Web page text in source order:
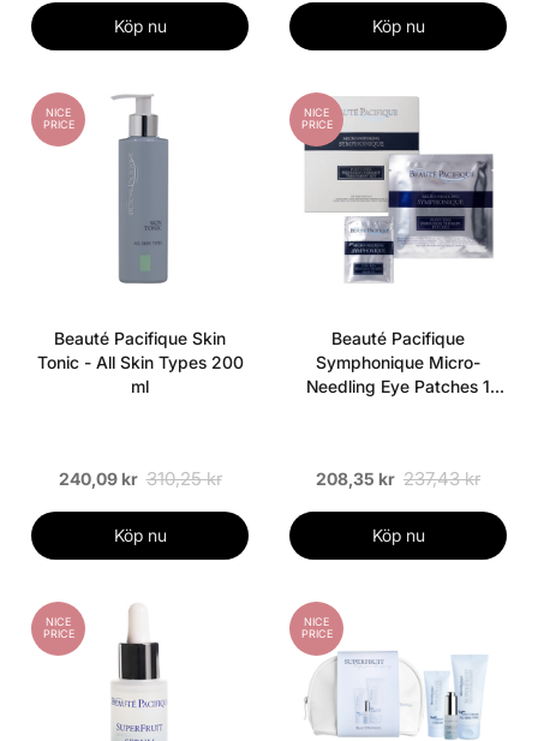
Köp nu Köp nu
NICE
PRICE
Beauté Pacifique Skin
Tonic - All Skin Types 200
ml
240,09 kr 310,25 kr
Köp nu
NICE
PRICE
Beauté Pacifique
Symphonique Micro-
Needling Eye Patches 1
208,35 kr 237,43 kr
Köp nu
NICE
PRICE
NICE
PRICE